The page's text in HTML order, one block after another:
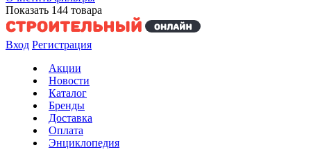
Показать 144 товара
Вход Регистрация
Акции
Новости
Каталог
Бренды
Доставка
Оплата
Энциклопедия